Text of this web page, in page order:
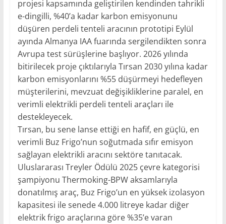
projesi kapsamında geliştirilen kendinden tahrikli
e-dingilli, %40’a kadar karbon emisyonunu
düşüren perdeli tenteli aracının prototipi Eylül
ayında Almanya IAA fuarında sergilendikten sonra
Avrupa test sürüşlerine başlıyor. 2026 yılında
bitirilecek proje çıktılarıyla Tırsan 2030 yılına kadar
karbon emisyonlarını %55 düşürmeyi hedefleyen
müşterilerini, mevzuat değişikliklerine paralel, en
verimli elektrikli perdeli tenteli araçları ile
destekleyecek.
Tırsan, bu sene lanse ettiği en hafif, en güçlü, en
verimli Buz Frigo’nun soğutmada sıfır emisyon
sağlayan elektrikli aracını sektöre tanıtacak.
Uluslararası Treyler Ödülü 2025 çevre kategorisi
şampiyonu Thermoking-BPW aksamlarıyla
donatılmış araç, Buz Frigo’un en yüksek izolasyon
kapasitesi ile senede 4.000 litreye kadar diğer
elektrik frigo araçlarına göre %35’e varan